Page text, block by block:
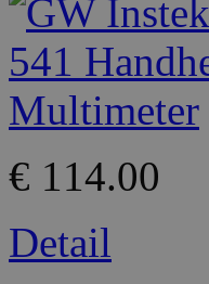
€ 114.00
Detail